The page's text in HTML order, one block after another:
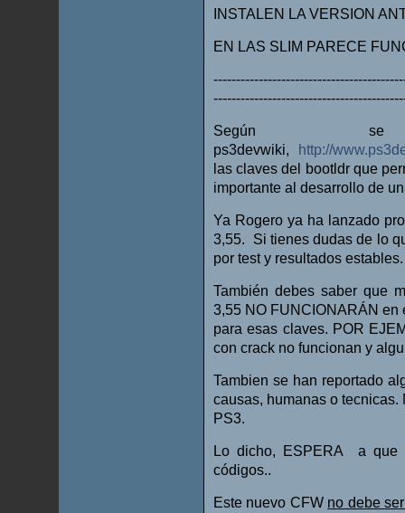
INSTALEN LA VERSION
EN LAS SLIM PARECE
Según
ps3devwiki,
http://
las claves del bootldr que
importante al desarrollo de
Ya Rogero ya ha lanzado
3,55. Si tienes dudas de lo
por test y resultados estables.
También debes saber que
3,55 NO FUNCIONARÁN en
para esas claves. POR
con crack no funcionan y
Tambien se han reportado
causas, humanas o
PS3.
Lo dicho, ESPERA a que
códigos..
Este nuevo CFW no debe